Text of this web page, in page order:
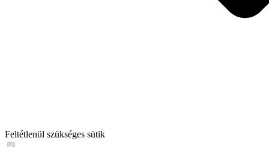
Feltétlenül szükséges sütik